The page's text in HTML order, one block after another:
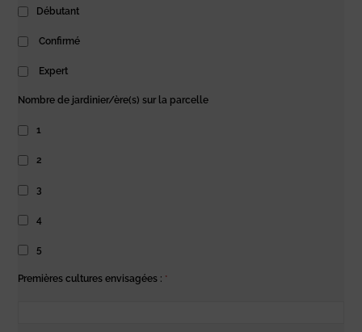
Débutant
Confirmé
Expert
Nombre de jardinier/ère(s) sur la parcelle
1
2
3
4
5
Premières cultures envisagées : *